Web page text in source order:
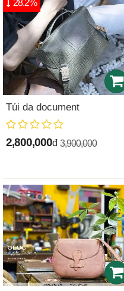
Túi da document
2,800,000đ 3,900,000
28.2%